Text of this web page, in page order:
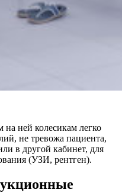
на ней колесикам легко
не тревожа пациента,
в другой кабинет, для
(УЗИ, рентген).